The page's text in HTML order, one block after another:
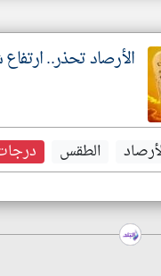
الأرصاد تحذر..
الطقس